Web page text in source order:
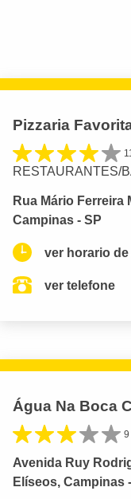
Pizzaria
RESTAURANTES/
Rua Mário Ferreira
Campinas - SP
ver horario
ver telefone
Água Na Boca
9
Avenida Ruy
Elíseos, Campinas